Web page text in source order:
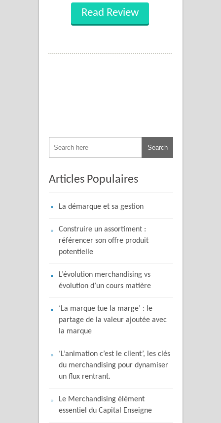
Read Review
Articles Populaires
La démarque et sa gestion
Construire un assortiment :
référencer son offre produit
potentielle
L’évolution merchandising vs
évolution d’un cours matière
‘La marque tue la marge’ : le
partage de la valeur ajoutée avec
la marque
‘L’animation c’est le client’, les clés
du merchandising pour dynamiser
un flux rentrant.
Le Merchandising élément
essentiel du Capital Enseigne